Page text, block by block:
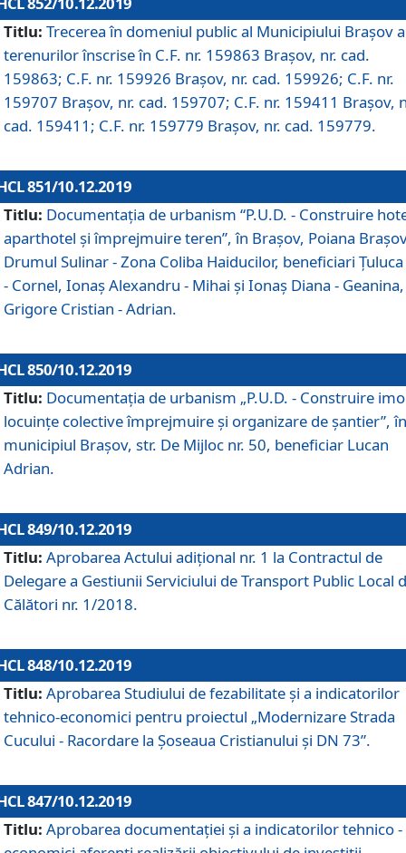
Titlu: Trecerea în domeniul public al Municipiului Braşov a
terenurilor înscrise în C.F. nr. 159863 Brașov, nr. cad.
159863; C.F. nr. 159926 Brașov, nr. cad. 159926; C.F. nr.
159707 Brașov, nr. cad. 159707; C.F. nr. 159411 Brașov,
cad. 159411; C.F. nr. 159779 Brașov, nr. cad. 159779.
851/10.12.2019
Titlu: Documentaţia de urbanism “P.U.D. - Construire
aparthotel şi împrejmuire teren”, în Braşov, Poiana
Drumul Sulinar - Zona Coliba Haiducilor, beneficiari
- Cornel, Ionaş Alexandru - Mihai şi Ionaş Diana - Geanina,
Grigore Cristian - Adrian.
850/10.12.2019
Titlu: Documentaţia de urbanism „P.U.D. - Construire
locuințe colective împrejmuire și organizare de șantier”, în
municipiul Braşov, str. De Mijloc nr. 50, beneficiar Lucan
Adrian.
849/10.12.2019
Titlu: Aprobarea Actului adiţional nr. 1 la Contractul de
Delegare a Gestiunii Serviciului de Transport Public Local
Călători nr. 1/2018.
848/10.12.2019
Titlu: Aprobarea Studiului de fezabilitate şi a indicatorilor
tehnico-economici pentru proiectul „Modernizare Strada
Cucului - Racordare la Șoseaua Cristianului și DN 73”.
847/10.12.2019
Titlu: Aprobarea documentației și a indicatorilor tehnico -